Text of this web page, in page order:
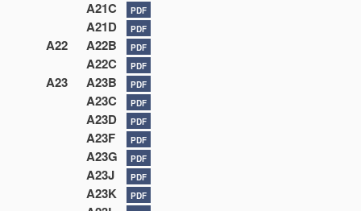
A21C PDF
A21D PDF
A22 A22B PDF
A22C PDF
A23 A23B PDF
A23C PDF
A23D PDF
A23F PDF
A23G PDF
A23J PDF
A23K PDF